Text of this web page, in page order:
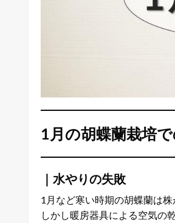
1月の胡蝶蘭栽培
｜水やりの失敗
1月など寒い時期の胡蝶蘭は
しかし暖房器具による空気の